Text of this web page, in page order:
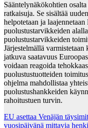
Sääntelynäkökohtien
ratkaisuja. Se sisältää
helpotetaan ja
puolustustarvikkeiden
puolustustarvikkeiden
Järjestelmällä
jatkuva saatavuus
voidaan reagoida
puolustustuotteiden
ohjelma mahdollistaa
puolustushankkeiden
rahoitustuen turvin.
Post
EU asettaa Venäjän
vuosipäivänä mittavia